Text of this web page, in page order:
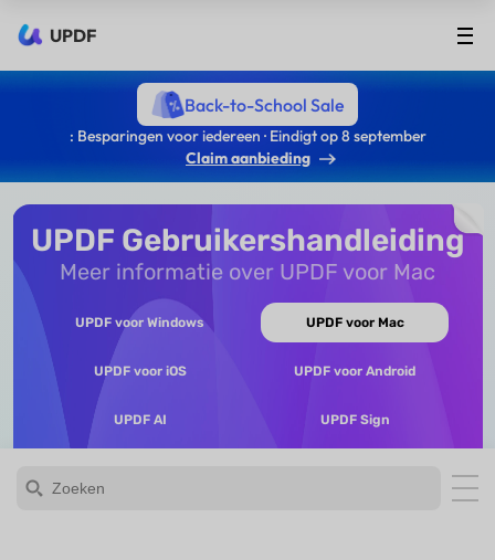
UPDF
Back-to-School Sale
: Besparingen voor iedereen · Eindigt op 8 september
Claim aanbieding
UPDF Gebruikershandleiding
Meer informatie over UPDF voor Mac
UPDF voor Windows UPDF voor Mac
UPDF voor iOS UPDF voor Android
UPDF AI UPDF Sign